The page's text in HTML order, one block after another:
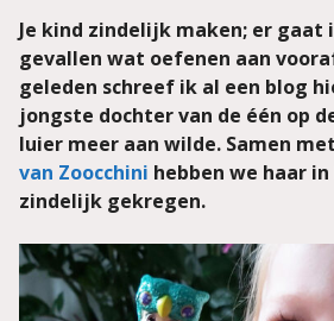
Je kind zindelijk maken; er gaat
gevallen wat oefenen aan
geleden schreef ik al een blog
jongste dochter van de één op
luier meer aan wilde. Samen
van Zoocchini hebben we haar
zindelijk gekregen.